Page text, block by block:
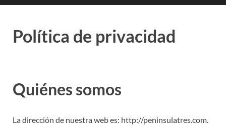
Política de privacidad
Quiénes somos
La dirección de nuestra web es: http://peninsulatres.com.